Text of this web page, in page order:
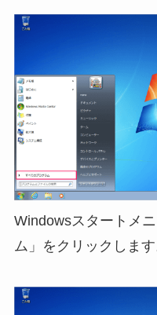
Windowsスタートメ
ム」をクリックします